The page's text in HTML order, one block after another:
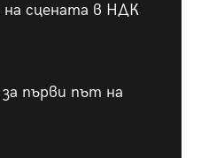
на сцената в НДК
първи път на